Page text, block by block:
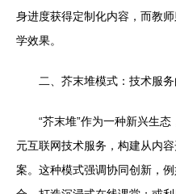
身进度获得定制化内容，而教
学效果。
二、芥末堆模式：技术服
“芥末堆”作为一种新兴生
元互联网技术服务，构建从内
案。这种模式强调协同创新，